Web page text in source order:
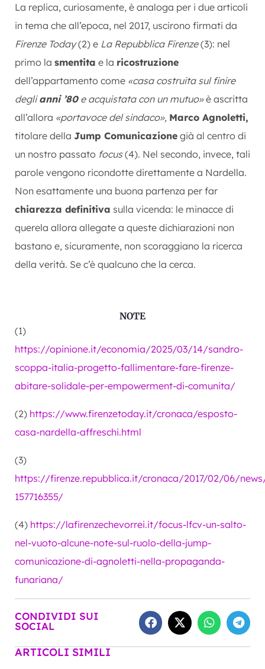
La replica, curiosamente, è analoga per i due articoli
in tema che all’epoca, nel 2017, uscirono firmati da
Firenze Today(2) e La Repubblica Firenze(3): nel
primo la smentita e la ricostruzione
dell’appartamento come «casa costruita sul finire
deglianni ’80e acquistata con un mutuo»è ascritta
all’allora «portavoce del sindaco», Marco Agnoletti,
titolare della Jump Comunicazione già al centro di
un nostro passato focus(4). Nel secondo, invece, tali
parole vengono ricondotte direttamente a Nardella.
Non esattamente una buona partenza per far
chiarezza definitiva sulla vicenda: le minacce di
querela allora allegate a queste dichiarazioni non
bastano e, sicuramente, non scoraggiano la ricerca
della verità. Se c’è qualcuno che la cerca.
NOTE
(1)
https://opinione.it/economia/2025/03/14/sandro-
scoppa-italia-progetto-fallimentare-fare-firenze-
abitare-solidale-per-empowerment-di-comunita/
(2) https://www.firenzetoday.it/cronaca/esposto-
casa-nardella-affreschi.html
(3)
https://firenze.repubblica.it/cronaca/2017/02/06/
157716355/
(4) https://lafirenzechevorrei.it/focus-lfcv-un-salto-
nel-vuoto-alcune-note-sul-ruolo-della-jump-
comunicazione-di-agnoletti-nella-propaganda-
funariana/
CONDIVIDI SUI
SOCIAL
ARTICOLI SIMILI